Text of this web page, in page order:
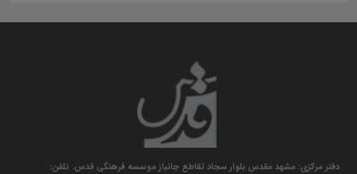
دفتر مرکزی: مشهد مقدس بلوار سجاد تقاطع جانباز موسسه فرهنگی قدس. تلفن: